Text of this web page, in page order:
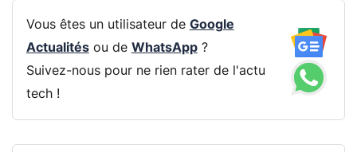
Vous êtes un utilisateur de Google
Actualitésou de WhatsApp?
Suivez-nous pour ne rien rater de l'actu
tech !